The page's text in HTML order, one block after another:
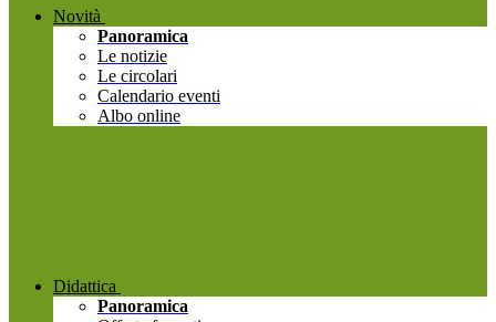
Novità
Panoramica
Le notizie
Le circolari
Calendario eventi
Albo online
Didattica
Panoramica